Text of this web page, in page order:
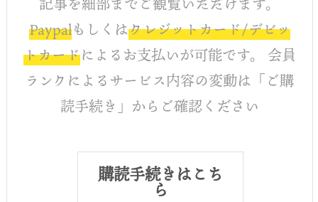
Paypalもしくはクレジットカード/デビッ
トカードによるお支払いが可能です。 会員
ランクによるサービス内容の変動は「ご購
読手続き」からご確認ください
購読手続きはこち
ら